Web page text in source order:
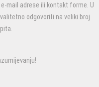
mail adrese ili kontakt forme. U
odgovoriti na veliki broj